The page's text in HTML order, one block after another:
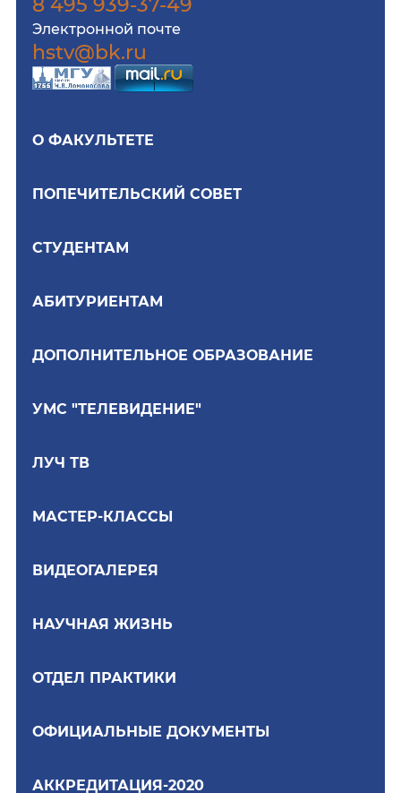
Электронной почте
hstv@bk.ru
О ФАКУЛЬТЕТЕ
ПОПЕЧИТЕЛЬСКИЙ СОВЕТ
СТУДЕНТАМ
АБИТУРИЕНТАМ
ДОПОЛНИТЕЛЬНОЕ ОБРАЗОВАНИЕ
УМС "ТЕЛЕВИДЕНИЕ"
ЛУЧ ТВ
МАСТЕР-КЛАССЫ
ВИДЕОГАЛЕРЕЯ
НАУЧНАЯ ЖИЗНЬ
ОТДЕЛ ПРАКТИКИ
ОФИЦИАЛЬНЫЕ ДОКУМЕНТЫ
АККРЕДИТАЦИЯ-2020